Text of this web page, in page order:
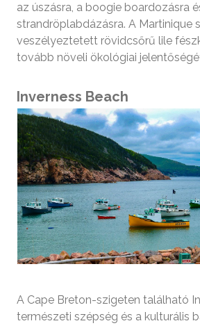
az úszásra, a boogie boardozásra
strandröplabdázásra. A Martinique
veszélyeztetett rövidcsőrű lile
tovább növeli ökológiai
Inverness Beach
A Cape Breton-szigeten található
természeti szépség és a kulturális